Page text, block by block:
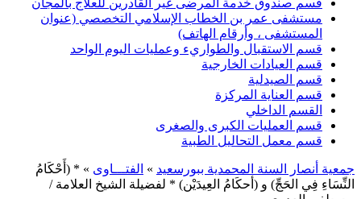
مستشفى عمر بن الخطاب الإسلامي التخصصي (عنوان
المستشفى ، وأرقام الهاتف)
قسم الاستقبال والطواريء وعمليات اليوم الواحد
قسم العيادات الخارجية
قسم الصيدلية
قسم العناية المركزة
القسم الداخلي
قسم العمليات الكبرى والصغرى
قسم معمل التحاليل الطبية
جمعية أنصار السنة المحمدية ببورسعيد » الفتـــاوى » * (أَحْكَامُ
النِّسَاءِ فِي الحَجِّ) و (أحكَامُ العِيدَيْن) * لفضيلة الشيخ العلامة /